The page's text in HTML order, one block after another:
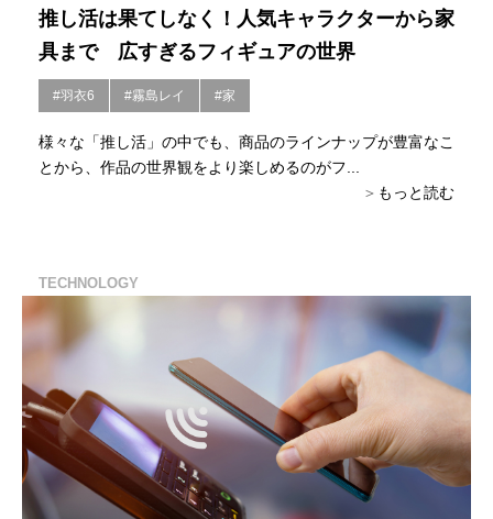
推し活は果てしなく！人気キャラクターから家
具まで 広すぎるフィギュアの世界
#羽衣6 #霧島レイ #家
様々な「推し活」の中でも、商品のラインナップが豊富なこ
とから、作品の世界観をより楽しめるのがフ...
もっと読む
TECHNOLOGY